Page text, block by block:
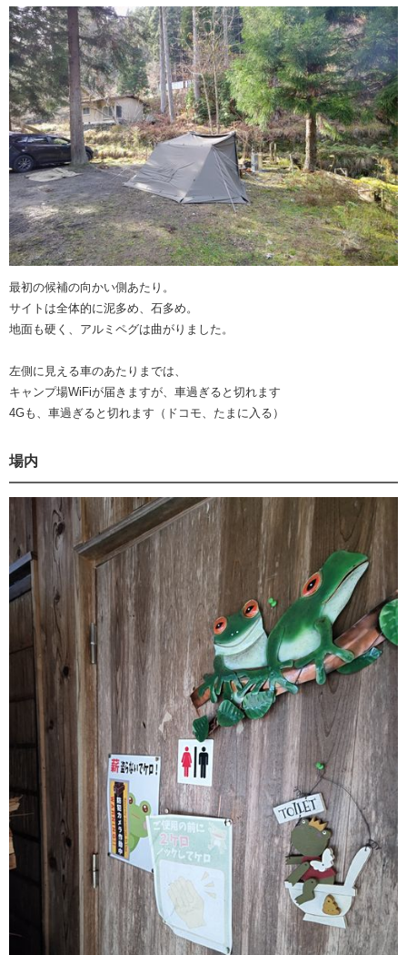
最初の候補の向かい側あたり。
サイトは全体的に泥多め、石多め。
地面も硬く、アルミペグは曲がりました。
左側に見える車のあたりまでは、
キャンプ場WiFiが届きますが、車過ぎると切れます
4Gも、車過ぎると切れます（ドコモ、たまに入る）
場内